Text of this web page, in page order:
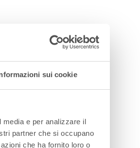
sui cookie
e per analizzare il
partner che si occupano
che ha fornito loro o